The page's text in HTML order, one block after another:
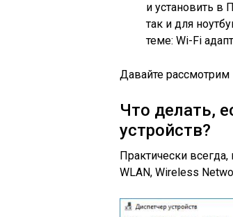
и установить
так и для
теме: Wi-Fi
Давайте
Что делать,
устройств?
Практически всегда,
WLAN, Wireless